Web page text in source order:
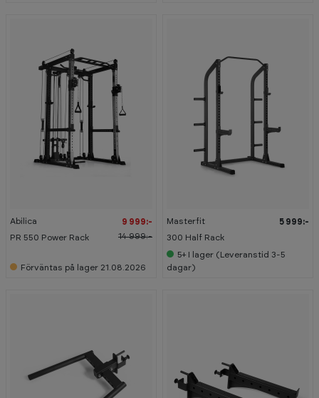
Abilica
PR 550 Power Rack
9 999:-
14 999:-
Förväntas på lager 21.08.2026
Masterfit
300 Half Rack
5 999:-
5+ I lager (Leveranstid 3-5
dagar)